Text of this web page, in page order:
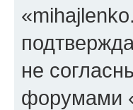
не
форумами